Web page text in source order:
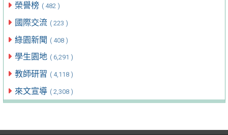
榮譽榜 ( 482 )
國際交流 ( 223 )
綠園新聞 ( 408 )
學生園地 ( 6,291 )
教師研習 ( 4,118 )
來文宣導 ( 2,308 )